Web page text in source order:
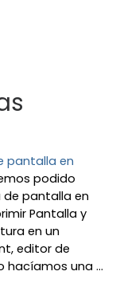
pantalla en
podido
de pantalla en
Pantalla y
en un
editor de
hacíamos una ...